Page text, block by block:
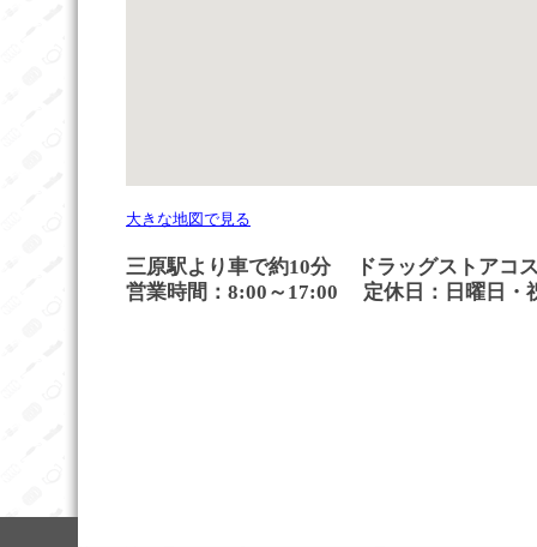
大きな地図で見る
三原駅より車で約10分
ドラッグストアコ
営業時間：8:00～17:00 定休日：日曜日・